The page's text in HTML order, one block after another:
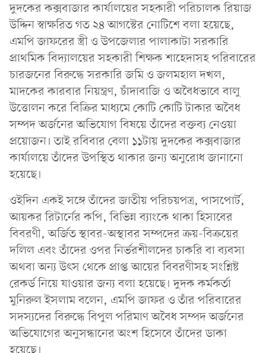
দুদকের কক্সবাজার কার্যালয়ের সহকারী পরিচালক রিয়াজ
উদ্দিন স্বাক্ষরিত গত ২৪ আগস্টের নোটিশে বলা হয়েছে,
এমপি জাফরের স্ত্রী ও উপজেলার পালাকাটা সরকারি
প্রাথমিক বিদ্যালয়ের সহকারী শিক্ষক শাহেদাসহ পরিবারের
চারজনের বিরুদ্ধে সরকারি জমি ও জলমহাল দখল,
মাদকের কারবার নিয়ন্ত্রণ, চাঁদাবাজি ও অবৈধভাবে বালু
উত্তোলন করে বিক্রির মাধ্যমে কোটি কোটি টাকার অবৈধ
সম্পদ অর্জনের অভিযোগ বিষয়ে তাঁদের বক্তব্য নেওয়া
প্রয়োজন। তাই রবিবার বেলা ১১টায় দুদকের কক্সবাজার
কার্যালয়ে তাঁদের উপস্থিত থাকার জন্য অনুরোধ জানানো
হয়েছে।
ওইদিন একই সঙ্গে তাঁদের জাতীয় পরিচয়পত্র, পাসপোর্ট,
আয়কর রিটার্নের কপি, বিভিন্ন ব্যাংকে থাকা হিসাবের
বিবরণী, অর্জিত স্থাবর-অস্থাবর সম্পদের ক্রয়-বিক্রয়ের
দলিল এবং তাঁদের ওপর নির্ভরশীলদের চাকরি বা ব্যবসা
অথবা অন্য উৎস থেকে প্রাপ্ত আয়ের বিবরণীসহ সংশ্নিষ্ট
রেকর্ড নিয়ে যাওয়ার জন্য বলা হয়েছে। দুদক কর্মকর্তা
মুনিরুল ইসলাম বলেন, এমপি জাফর ও তাঁর পরিবারের
সদস্যদের বিরুদ্ধে বিপুল পরিমাণ অবৈধ সম্পদ অর্জনের
অভিযোগের অনুসন্ধানের অংশ হিসেবে তাঁদের ডাকা